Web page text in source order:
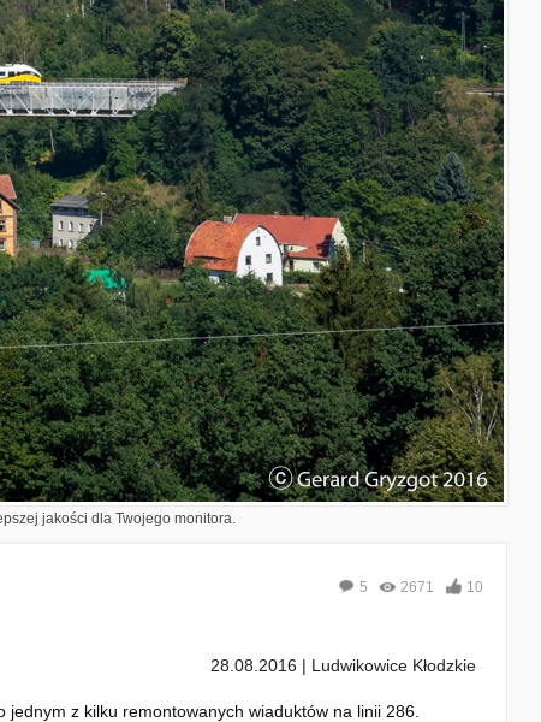
jakości dla Twojego monitora.
5 2671 10
28.08.2016 | Ludwikowice Kłodzkie
jednym z kilku remontowanych wiaduktów na linii 286.